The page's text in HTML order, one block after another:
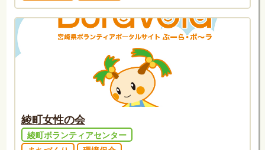
綾町女性の会
綾町ボランティアセンター